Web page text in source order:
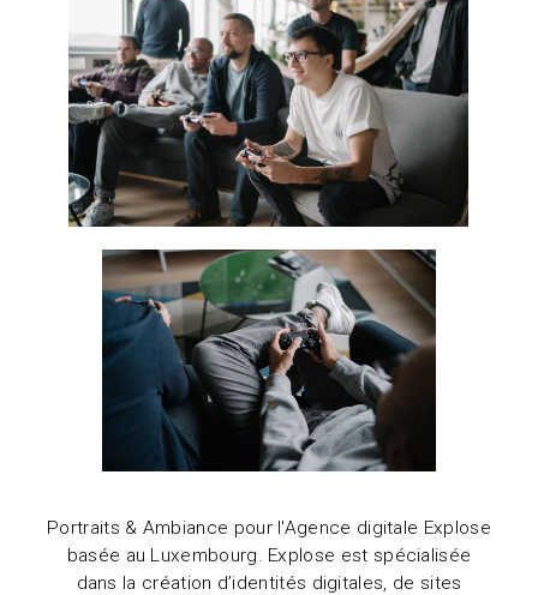
Portraits & Ambiance pour l'Agence digitale Explose
basée au Luxembourg. Explose est spécialisée
dans la création d’identités digitales, de sites